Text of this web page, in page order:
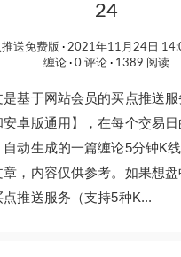
24
送免费版 2021年11月24日
缠论
0 评论 1389 阅读
是基于网站会员的买点推送
安卓版通用】，在每个交易
自动生成的一篇缠论5分钟K
章，内容仅供参考。如果想
点推送服务（支持5种K...